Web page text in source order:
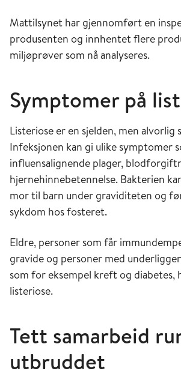
Mattilsynet har gjennomført en
produsenten og innhentet flere
miljøprøver som nå analyseres.
Symptomer på
Listeriose er en sjelden, men alvorlig
Infeksjonen kan gi ulike symptomer
influensalignende plager,
hjernehinnebetennelse. Bakterien
mor til barn under graviditeten og
sykdom hos fosteret.
Eldre, personer som får
gravide og personer med
som for eksempel kreft og
listeriose.
Tett samarbeid
utbruddet